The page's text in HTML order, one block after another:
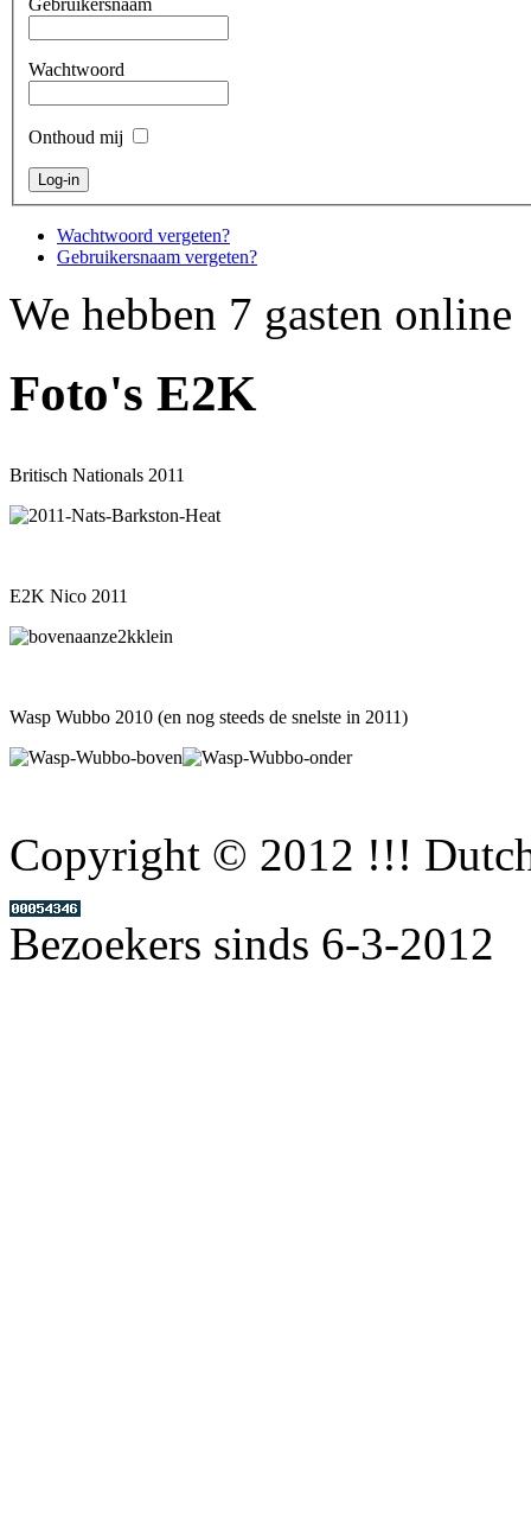
Gebruikersnaam
Wachtwoord
Onthoud mij
Wachtwoord vergeten?
Gebruikersnaam vergeten?
We hebben 7 gasten online
Foto's E2K
Britisch Nationals 2011
E2K Nico 2011
Wasp Wubbo 2010 (en nog steeds de snelste in 2011)
Copyright © 2012 !!!
Bezoekers sinds 6-3-2012